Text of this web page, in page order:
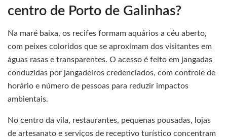
centro de Porto de Galinhas?
Na maré baixa, os recifes formam aquários a céu aberto,
com peixes coloridos que se aproximam dos visitantes em
águas rasas e transparentes. O acesso é feito em jangadas
conduzidas por jangadeiros credenciados, com controle de
horário e número de pessoas para reduzir impactos
ambientais.
No centro da vila, restaurantes, pequenas pousadas, lojas
de artesanato e serviços de receptivo turístico concentram